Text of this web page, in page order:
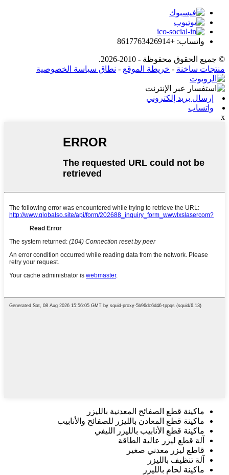
واتساب: +8617763426914
© جميع الحقوق محفوظة - 2010-2026.
منتجات ساخنة - خريطة الموقع - نطاق سياسة الخصوصية
إرسال بريد إلكتروني
واتساب
x
ماكينة قطع الصفائح المعدنية بالليزر
ماكينة قطع المعادن بالليزر للصفائح والأنابيب
ماكينة قطع الأنابيب بالليزر الليفي
آلة قطع ليزر عالية الطاقة
قاطع ليزر معدني صغير
آلة تنظيف بالليزر
ماكينة لحام بالليزر